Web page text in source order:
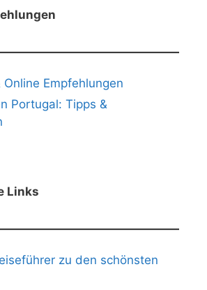
Empfehlungen
Portugal: Tipps &
Links
zu den schönsten